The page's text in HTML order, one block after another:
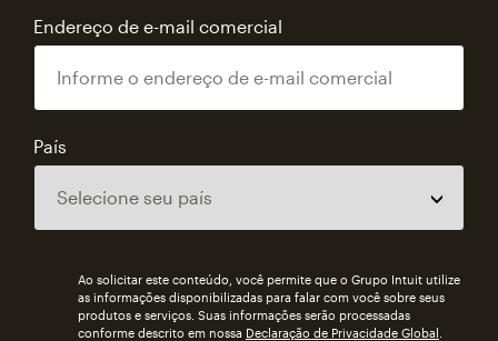
Endereço de e-mail comercial
País
Ao solicitar este conteúdo, você permite que o Grupo Intuit utilize
as informações disponibilizadas para falar com você sobre seus
produtos e serviços. Suas informações serão processadas
conforme descrito em nossa Declaração de Privacidade Global